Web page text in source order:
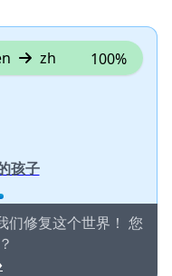
zh 100%
孩子
们修复这个世界！ 您